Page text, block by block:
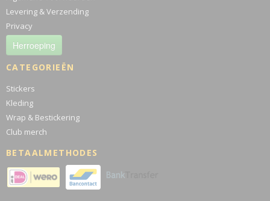
Levering & Verzending
Privacy
Herroeping
CATEGORIEËN
Stickers
Kleding
Wrap & Bestickering
Club merch
BETAALMETHODES